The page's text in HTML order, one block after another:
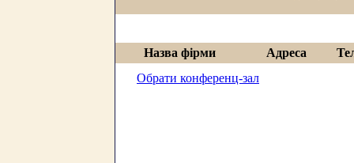
Назва фірми Адреса
Обрати конференц-зал